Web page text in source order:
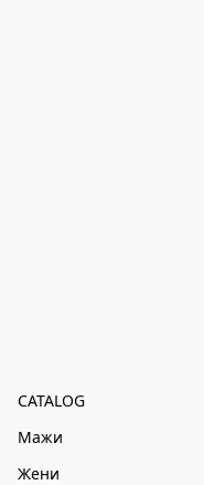
CATALOG
Мажи
Жени